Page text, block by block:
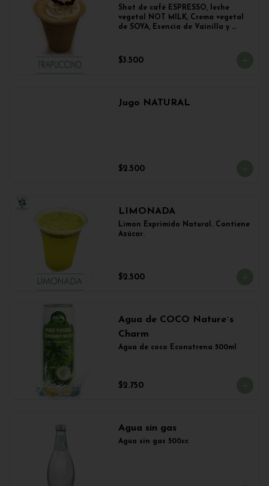
Shot de café ESPRESSO, leche
vegetal NOT MILK, Crema vegetal
de SOYA, Esencia de Vainilla y
$3.500
Jugo NATURAL
$2.500
LIMONADA
Limon Exprimido Natural. Contiene
Azúcar.
$2.500
Agua de COCO Nature´s
Charm
Agua de coco Econutrena 500ml
$2.750
Agua sin gas
Agua sin gas 500cc